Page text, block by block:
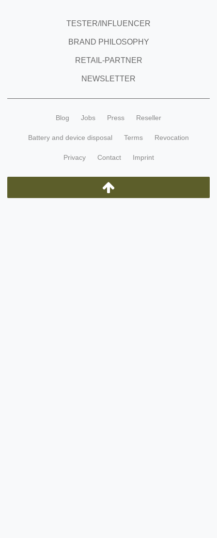
TESTER/INFLUENCER
BRAND PHILOSOPHY
RETAIL-PARTNER
NEWSLETTER
Blog Jobs Press Reseller
Battery and device disposal Terms Revocation
Privacy Contact Imprint